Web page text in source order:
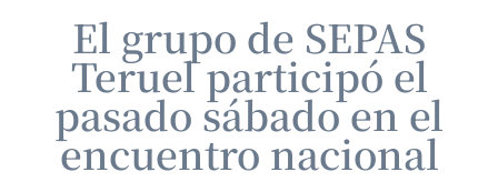
El grupo de SEPAS
Teruel participó el
pasado sábado en el
encuentro nacional